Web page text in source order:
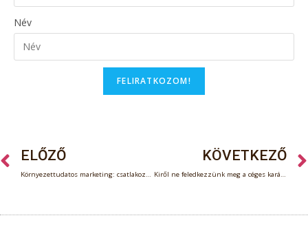
Név
FELIRATKOZOM!
ELŐZŐ
Környezettudatos marketing: csatlakozz elsők között
KÖVETKEZŐ
Kiről ne feledkezzünk meg a céges karácsonyi ajándékok kiválasztásakor?